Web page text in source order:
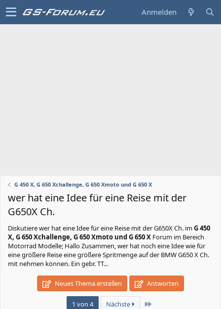
Anmelden
G 450 X, G 650 Xchallenge, G 650 Xmoto und G 650 X
wer hat eine Idee für eine Reise mit der
G650X Ch.
Diskutierewer hat eine Idee für eine Reise mit der G650X Ch. imG 450
X, G 650 Xchallenge, G 650 Xmoto und G 650 X Forum im Bereich
Motorrad Modelle; Hallo Zusammen, wer hat noch eine Idee wie für
eine größere Reise eine größere Spritmenge auf der BMW G650 X Ch.
mit nehmen können. Ein gebr. TT...
Neues Thema erstellen Antworten
1 von 4 Nächste Letzte